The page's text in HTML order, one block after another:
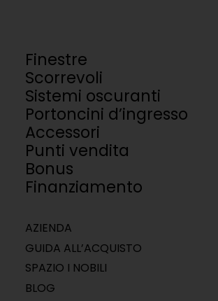
Finestre
Scorrevoli
Sistemi oscuranti
Portoncini d’ingresso
Accessori
Punti vendita
Bonus
Finanziamento
AZIENDA
GUIDA ALL’ACQUISTO
SPAZIO I NOBILI
BLOG